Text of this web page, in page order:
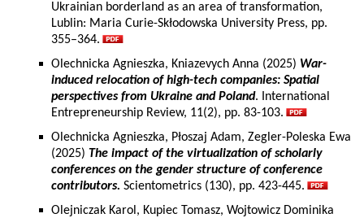
Ukrainian borderland as an area of transformation,
Lublin: Maria Curie-Skłodowska University Press, pp.
355–364.
Olechnicka Agnieszka, Kniazevych Anna (2025) War-
induced relocation of high-tech companies: Spatial
perspectives from Ukraine and Poland. International
Entrepreneurship Review, 11(2), pp. 83-103.
Olechnicka Agnieszka, Płoszaj Adam, Zegler-Poleska Ewa
(2025) The impact of the virtualization of scholarly
conferences on the gender structure of conference
contributors. Scientometrics (130), pp. 423-445.
Olejniczak Karol, Kupiec Tomasz, Wojtowicz Dominika